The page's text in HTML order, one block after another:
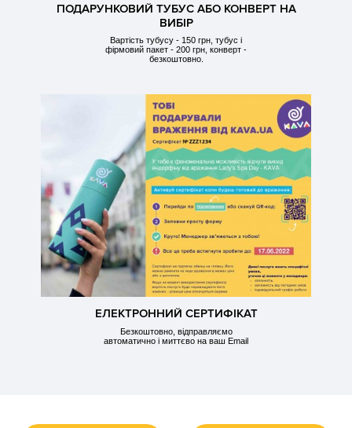
ПОДАРУНКОВИЙ ТУБУС АБО КОНВЕРТ НА
ВИБІР
Вартість тубусу - 150 грн, тубус і
фірмовий пакет - 200 грн, конверт -
безкоштовно.
ЕЛЕКТРОННИЙ СЕРТИФІКАТ
Безкоштовно, відправляємо
автоматично і миттєво на ваш Email